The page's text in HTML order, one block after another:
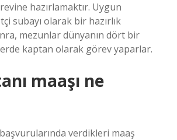
hazırlamaktır. Uygun
subayı olarak bir hazırlık
mezunlar dünyanın dört bir
kaptan olarak görev yaparlar.
maaşı ne
başvurularında verdikleri maaş